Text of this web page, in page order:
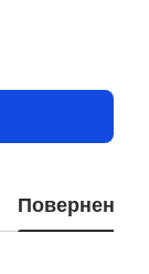
Повернення